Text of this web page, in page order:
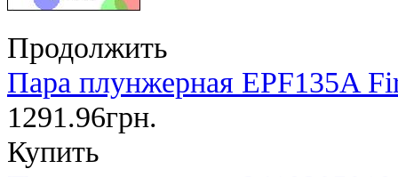
Продолжить
Пара плунжерная EPF135A
1291.96грн.
Купить